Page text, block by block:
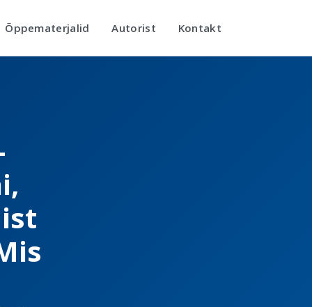
Õppematerjalid Autorist Kontakt